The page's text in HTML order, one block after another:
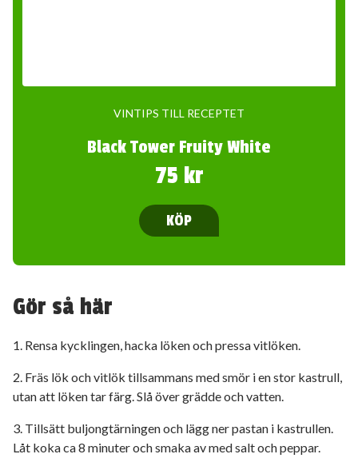
VINTIPS TILL RECEPTET
Black Tower Fruity White
75 kr
KÖP
Gör så här
1. Rensa kycklingen, hacka löken och pressa vitlöken.
2. Fräs lök och vitlök tillsammans med smör i en stor kastrull,
utan att löken tar färg. Slå över grädde och vatten.
3. Tillsätt buljongtärningen och lägg ner pastan i kastrullen.
Låt koka ca 8 minuter och smaka av med salt och peppar.